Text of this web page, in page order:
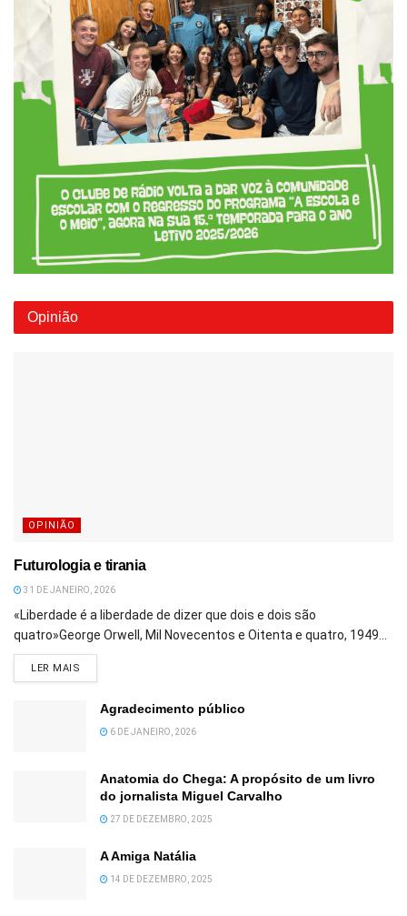
Opinião
OPINIÃO
Futurologia e tirania
31 DE JANEIRO, 2026
«Liberdade é a liberdade de dizer que dois e dois são
quatro»George Orwell, Mil Novecentos e Oitenta e quatro, 1949...
LER MAIS
Agradecimento público
6 DE JANEIRO, 2026
Anatomia do Chega: A propósito de um livro
do jornalista Miguel Carvalho
27 DE DEZEMBRO, 2025
A Amiga Natália
14 DE DEZEMBRO, 2025